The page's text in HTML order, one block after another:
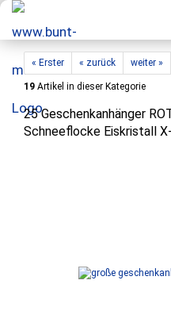
« Erster « zurück weiter »
19 Artikel in dieser Kategorie
25 Geschenkanhänger
Schneeflocke Eiskristall